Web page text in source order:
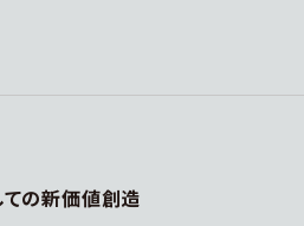
ての新価値創造